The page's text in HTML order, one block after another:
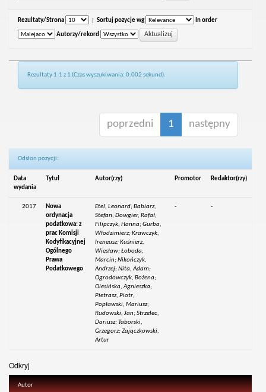
Rezultaty/Strona Sortuj pozycje wg In order
Autorzy/rekord
Rezultaty 1-1 z 1 (Czas wyszukiwania: 0.002 sekund).
poprzedni 1 następny
Odsłon pozycji:
Data
wydania
Tytuł Autor(rzy) Promotor Redaktor(rzy)
2017
Nowa
ordynacja
podatkowa: z
prac Komisji
Kodyfikacyjnej
Ogólnego
Prawa
Podatkowego
Etel, Leonard; Babiarz,
Stefan; Dowgier, Rafał;
Filipczyk, Hanna; Gurba,
Włodzimierz; Krawczyk,
Ireneusz; Kuśnierz,
Wiesław; Łoboda,
Marcin; Nikończyk,
Andrzej; Nita, Adam;
Ogrodowczyk, Bożena;
Olesińska, Agnieszka;
Pietrasz, Piotr;
Popławski, Mariusz;
Rudowski, Jan; Strzelec,
Dariusz; Taborski,
Grzegorz; Zajączkowski,
Artur
- -
Odkryj
Autor